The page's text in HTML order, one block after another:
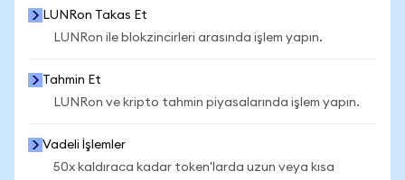
LUNRon Takas Et
LUNRon ile blokzincirleri arasında işlem yapın.
Tahmin Et
LUNRon ve kripto tahmin piyasalarında işlem yapın.
Vadeli İşlemler
50x kaldıraca kadar token'larda uzun veya kısa